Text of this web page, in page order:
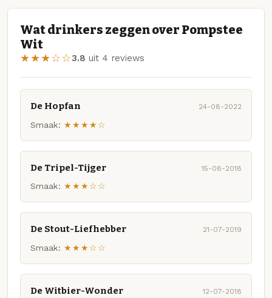
Wat drinkers zeggen over Pompstee
Wit
★★★☆☆3.8 uit 4 reviews
De Hopfan 24-08-2022
Smaak: ★★★★☆
De Tripel-Tijger 15-08-2018
Smaak: ★★★☆☆
De Stout-Liefhebber 21-07-2019
Smaak: ★★★☆☆
De Witbier-Wonder 12-07-2018